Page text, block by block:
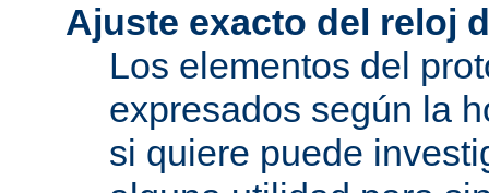
Ajuste exacto del reloj
Los elementos del
expresados según la
si quiere puede